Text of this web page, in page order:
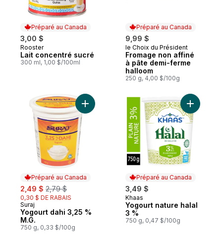
Préparé au Canada
3,00 $
Préparé au Canada
Rooster
Lait concentré sucré
300 ml, 1,00 $/100ml
Préparé au Canada
9,99 $
Préparé au Canada
le Choix du Président
Fromage non affiné
à pâte demi-ferme
halloom
250 g, 4,00 $/100g
Préparé au Canada
sale:
2,49 $ , formerly:
2,79 $
0,30 $ DE RABAIS
Préparé au Canada
Suraj
Yogourt dahi 3,25 %
M.G.
750 g, 0,33 $/100g
Ajouter Yogourt dahi 3,25 % M.G. au
Préparé au Canada
3,49 $
Préparé au Canada
Khaas
Yogourt nature halal
3 %
750 g, 0,47 $/100g
Ajouter